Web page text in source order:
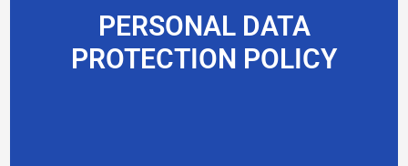
PERSONAL DATA
PROTECTION POLICY